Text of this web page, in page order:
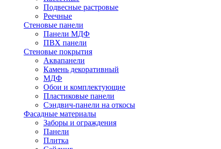
Подвесные растровые
Реечные
Стеновые панели
Панели МДФ
ПВХ панели
Стеновые покрытия
Аквапанели
Камень декоративный
МДФ
Обои и комплектующие
Пластиковые панели
Сэндвич-панели на откосы
Фасадные материалы
Заборы и ограждения
Панели
Плитка